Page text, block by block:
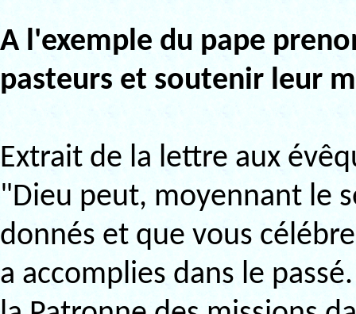
A l'exemple du pape
pasteurs et soutenir leur
Extrait de la lettre aux
"Dieu peut, moyennant le
donnés et que vous
a accomplies dans le